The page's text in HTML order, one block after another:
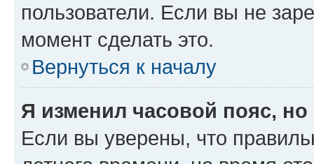
пользователи. Если вы не
момент сделать это.
Вернуться к началу
Я изменил часовой пояс,
Если вы уверены, что